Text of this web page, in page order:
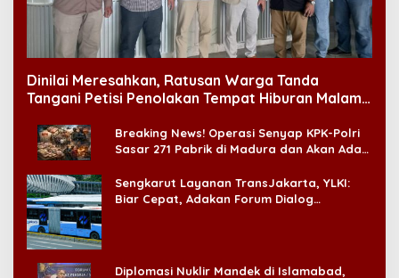
Dinilai Meresahkan, Ratusan Warga Tanda
Tangani Petisi Penolakan Tempat Hiburan Malam
Breaking News! Operasi Senyap KPK-Polri
Sasar 271 Pabrik di Madura dan Akan Ada
Sengkarut Layanan TransJakarta, YLKI:
Biar Cepat, Adakan Forum Dialog
Diplomasi Nuklir Mandek di Islamabad,